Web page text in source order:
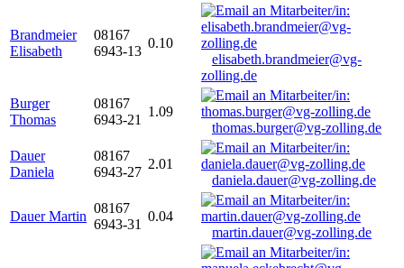
Brandmeier
Elisabeth
08167
6943-13
0.10
elisabeth.brandmeier@vg-
zolling.de
Burger
Thomas
08167
6943-21
1.09
thomas.burger@vg-zolling.de
Dauer
Daniela
08167
6943-27
2.01
daniela.dauer@vg-zolling.de
Dauer Martin
08167
6943-31
0.04
martin.dauer@vg-zolling.de